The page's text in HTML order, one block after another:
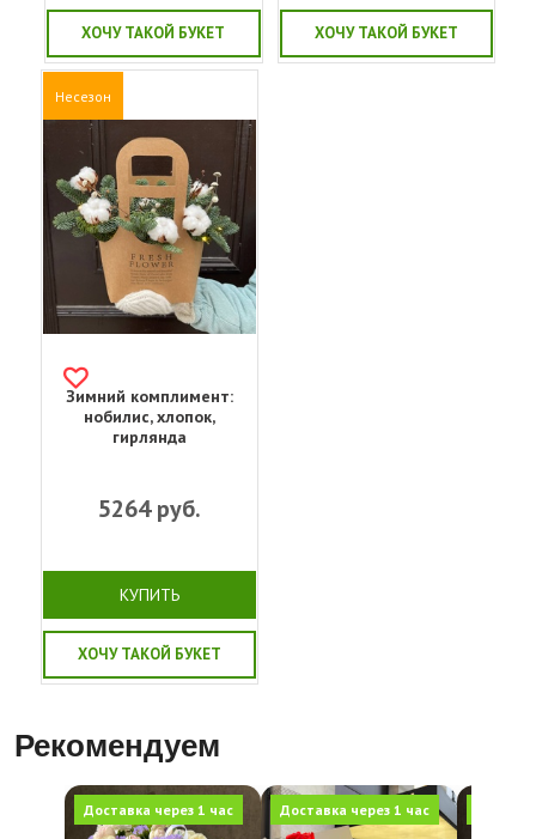
ХОЧУ ТАКОЙ БУКЕТ ХОЧУ ТАКОЙ БУКЕТ
Несезон
Зимний комплимент:
нобилис, хлопок,
гирлянда
5264руб.
КУПИТЬ
ХОЧУ ТАКОЙ БУКЕТ
Рекомендуем
Доставка через 1 час Доставка через 1 час